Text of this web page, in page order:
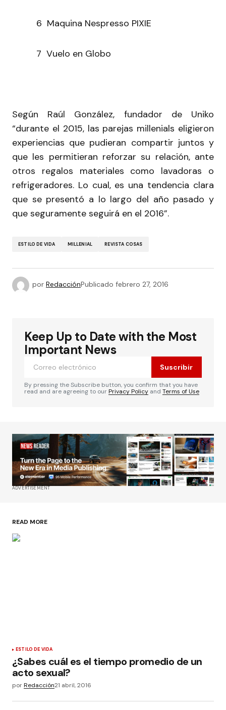
6 Maquina Nespresso PIXIE
7 Vuelo en Globo
Según Raúl González, fundador de Uniko
“durante el 2015, las parejas millenials eligieron
experiencias que pudieran compartir juntos y
que les permitieran reforzar su relación, ante
otros regalos materiales como lavadoras o
refrigeradores. Lo cual, es una tendencia clara
que se presentó a lo largo del año pasado y
que seguramente seguirá en el 2016”.
ESTILO DE VIDA MILLENIAL REVISTA COSAS
por RedacciónPublicado febrero 27, 2016
Keep Up to Date with the Most
Important News
Suscribir
By pressing the Subscribe button, you confirm that you have
read and are agreeing to ourPrivacy Policy and Terms of Use
ADVERTISEMENT
READ MORE
ESTILO DE VIDA
¿Sabes cuál es el tiempo promedio de un
acto sexual?
porRedacción21 abril, 2016